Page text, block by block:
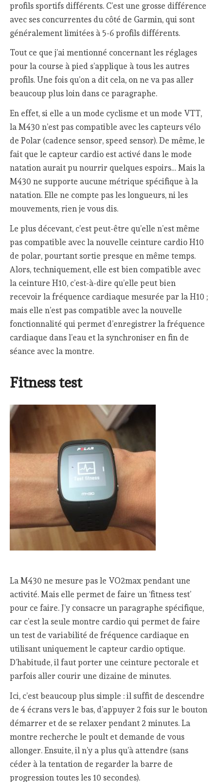
profils sportifs différents. C’est une grosse différence
avec ses concurrentes du côté de Garmin, qui sont
généralement limitées à 5-6 profils différents.
Tout ce que j’ai mentionné concernant les réglages
pour la course à pied s’applique à tous les autres
profils. Une fois qu’on a dit cela, on ne va pas aller
beaucoup plus loin dans ce paragraphe.
En effet, si elle a un mode cyclisme et un mode VTT,
la M430 n’est pas compatible avec les capteurs vélo
de Polar (cadence sensor, speed sensor). De même, le
fait que le capteur cardio est activé dans le mode
natation aurait pu nourrir quelques espoirs… Mais la
M430 ne supporte aucune métrique spécifique à la
natation. Elle ne compte pas les longueurs, ni les
mouvements, rien je vous dis.
Le plus décevant, c’est peut-être qu’elle n’est même
pas compatible avec la nouvelle ceinture cardio H10
de polar, pourtant sortie presque en même temps.
Alors, techniquement, elle est bien compatible avec
la ceinture H10, c’est-à-dire qu’elle peut bien
recevoir la fréquence cardiaque mesurée par la H10 ;
mais elle n’est pas compatible avec la nouvelle
fonctionnalité qui permet d’enregistrer la fréquence
cardiaque dans l’eau et la synchroniser en fin de
séance avec la montre.
Fitness test
La M430 ne mesure pas le VO2max pendant une
activité. Mais elle permet de faire un ‘fitness test’
pour ce faire. J’y consacre un paragraphe spécifique,
car c’est la seule montre cardio qui permet de faire
un test de variabilité de fréquence cardiaque en
utilisant uniquement le capteur cardio optique.
D’habitude, il faut porter une ceinture pectorale et
parfois aller courir une dizaine de minutes.
Ici, c’est beaucoup plus simple : il suffit de descendre
de 4 écrans vers le bas, d’appuyer 2 fois sur le bouton
démarrer et de se relaxer pendant 2 minutes. La
montre recherche le poult et demande de vous
allonger. Ensuite, il n’y a plus qu’à attendre (sans
céder à la tentation de regarder la barre de
progression toutes les 10 secondes).